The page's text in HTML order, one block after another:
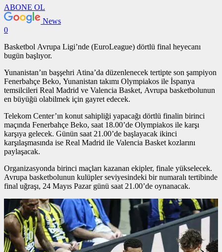
ABONE OL
News
0
Basketbol Avrupa Ligi’nde (EuroLeague) dörtlü final heyecanı
bugün başlıyor.
Yunanistan’ın başşehri Atina’da düzenlenecek tertipte son şampiyon
Fenerbahçe Beko, Yunanistan takımı Olympiakos ile İspanya
temsilcileri Real Madrid ve Valencia Basket, Avrupa basketbolunun
en büyüğü olabilmek için gayret edecek.
Telekom Center’ın konut sahipliği yapacağı dörtlü finalin birinci
maçında Fenerbahçe Beko, saat 18.00’de Olympiakos ile karşı
karşıya gelecek. Günün saat 21.00’de başlayacak ikinci
karşılaşmasında ise Real Madrid ile Valencia Basket kozlarını
paylaşacak.
Organizasyonda birinci maçları kazanan ekipler, finale yükselecek.
Avrupa basketbolunun kulüpler seviyesindeki bir numaralı tertibinde
final uğraşı, 24 Mayıs Pazar günü saat 21.00’de oynanacak.